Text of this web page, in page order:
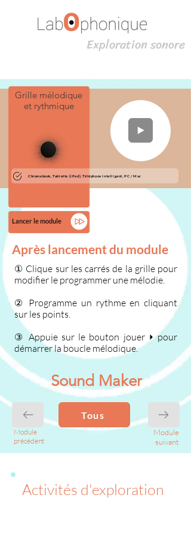
Exploration sonore
Grille mélodique
et rythmique
Lancer le module
Chromebook, Tablette (iPad), Téléphone intelligent, PC / Mac
Après lancement du module
① Clique sur les carrés de la grille pour
modifier le programmer une mélodie.
② Programme un rythme en cliquant
sur les points.
③ Appuie sur le bouton jouer ⏵ pour
démarrer la boucle mélodique.
Sound Maker
Tous
Module
précédent
Module
suivant
Activités d'exploration